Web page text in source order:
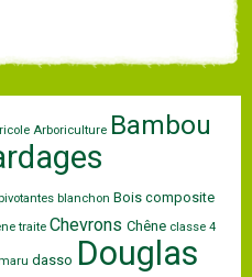
Arboriculture Bambou
blanchon Bois composite
traite Chevrons Chêne classe 4
dasso Douglas